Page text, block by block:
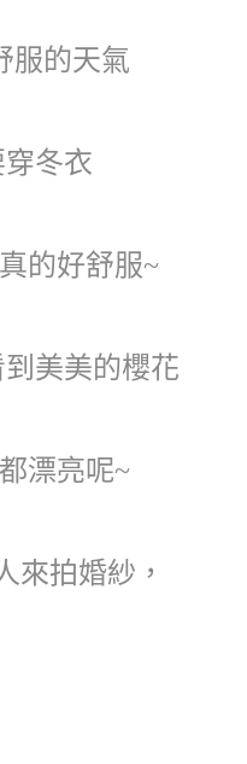
服的天氣
冬衣
的好舒服~
美美的櫻花
漂亮呢~
來拍婚紗，